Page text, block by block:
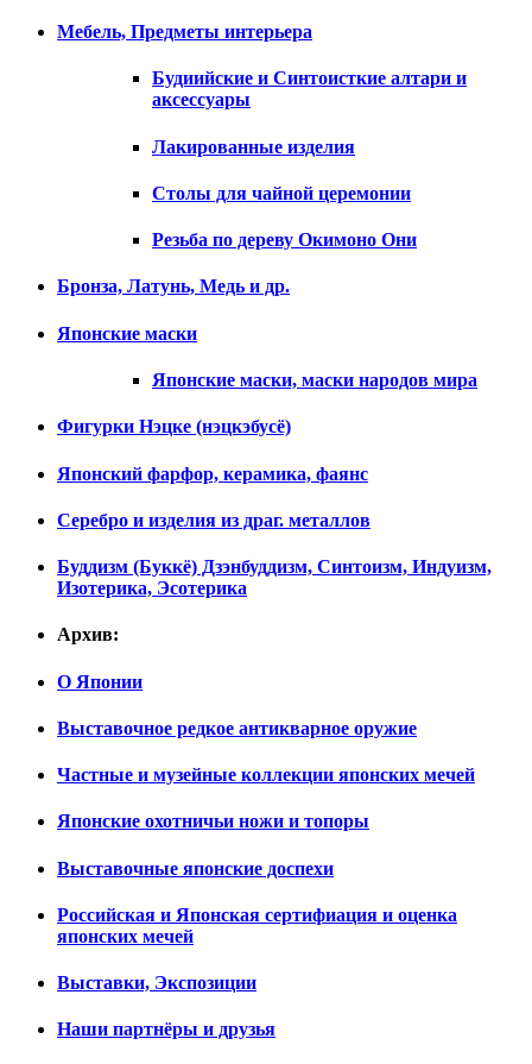
Мебель, Предметы интерьера
Будиийские и Синтоисткие алтари и
аксессуары
Лакированные изделия
Столы для чайной церемонии
Резьба по дереву Окимоно Они
Бронза, Латунь, Медь и др.
Японские маски
Японские маски, маски народов мира
Фигурки Нэцке (нэцкэбусё)
Японский фарфор, керамика, фаянс
Серебро и изделия из драг. металлов
Буддизм (Буккё) Дзэнбуддизм, Синтоизм, Индуизм,
Изотерика, Эсотерика
Архив:
О Японии
Выставочное редкое антикварное оружие
Частные и музейные коллекции японских мечей
Японские охотничьи ножи и топоры
Выставочные японские доспехи
Российская и Японская сертифиация и оценка
японских мечей
Выставки, Экспозиции
Наши партнёры и друзья